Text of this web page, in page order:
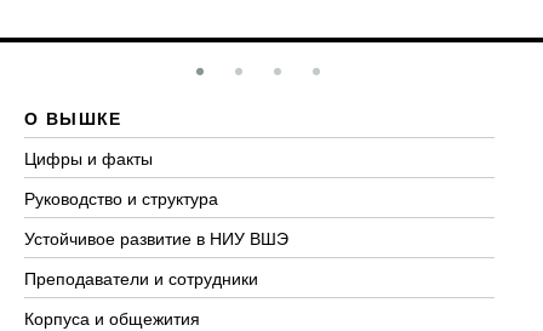
О ВЫШКЕ
Цифры и факты
Руководство и структура
Устойчивое развитие в НИУ ВШЭ
Преподаватели и сотрудники
Корпуса и общежития